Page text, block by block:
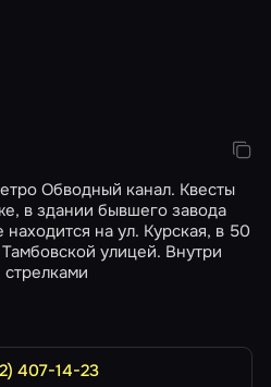
Обводный канал. Квесты
в здании бывшего завода
на ул. Курская, в 50
улицей. Внутри
407-14-23